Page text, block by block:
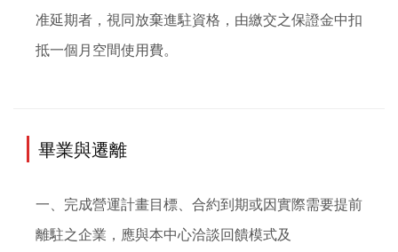
准延期者，視同放棄進駐資格，由繳交之保證金中扣
抵一個月空間使用費。
畢業與遷離
一、完成營運計畫目標、合約到期或因實際需要提前
離駐之企業，應與本中心洽談回饋模式及